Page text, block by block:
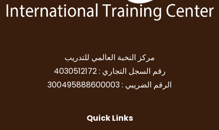
مركز النخبة العالمي للتدريب
رقم السجل التجاري : 4030512172
الرقم الضريبي : 300495888600003
Quick Links